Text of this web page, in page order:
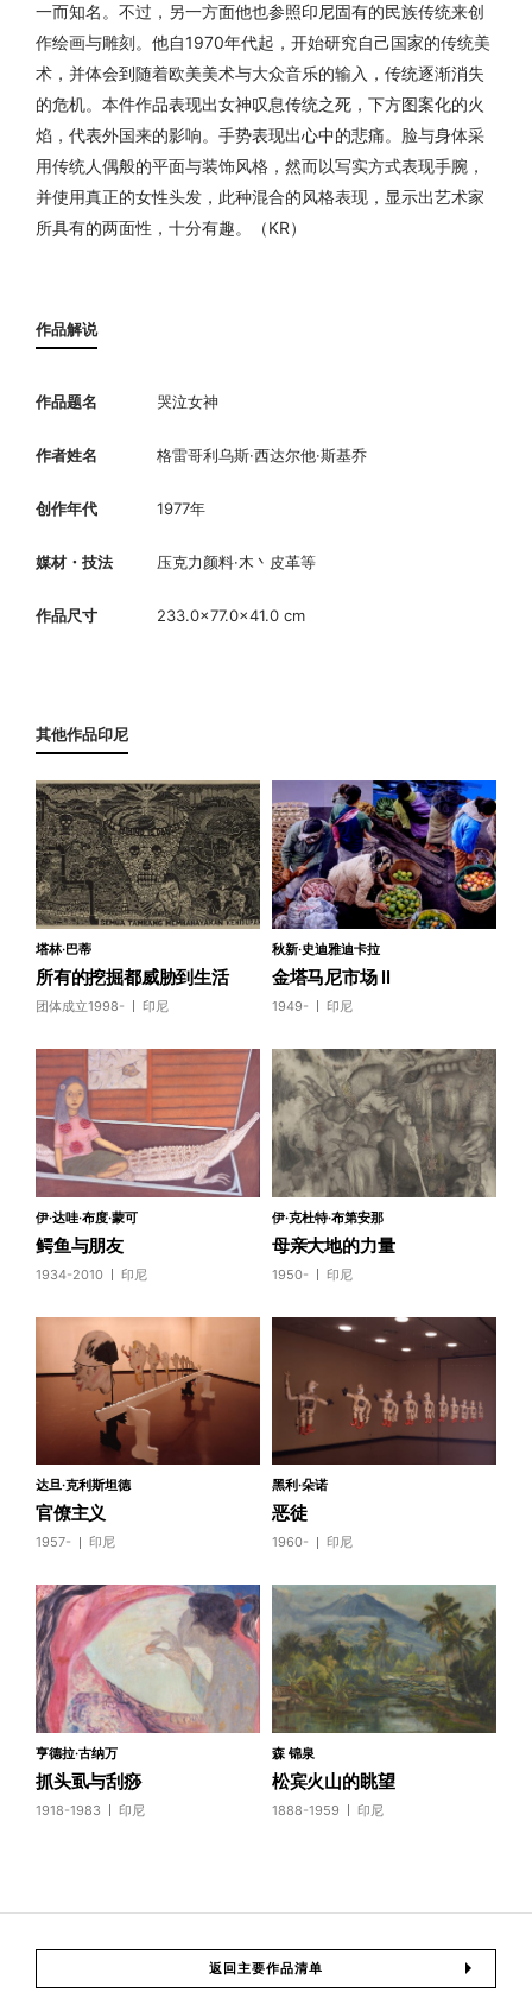
一而知名。不过，另一方面他也参照印尼固有的民族传统来创
作绘画与雕刻。他自1970年代起，开始研究自己国家的传统美
术，并体会到随着欧美美术与大众音乐的输入，传统逐渐消失
的危机。本件作品表现出女神叹息传统之死，下方图案化的火
焰，代表外国来的影响。手势表现出心中的悲痛。脸与身体采
用传统人偶般的平面与装饰风格，然而以写实方式表现手腕，
并使用真正的女性头发，此种混合的风格表现，显示出艺术家
所具有的两面性，十分有趣。（KR）
作品解说
作品题名 哭泣女神
作者姓名 格雷哥利乌斯·西达尔他·斯基乔
创作年代 1977年
媒材・技法 压克力颜料·木丶皮革等
作品尺寸 233.0×77.0×41.0 cm
其他作品印尼
塔林·巴蒂
所有的挖掘都威胁到生活
团体成立1998- 印尼
秋新·史迪雅迪卡拉
金塔马尼市场 II
1949- 印尼
伊·达哇·布度·蒙可
鳄鱼与朋友
1934-2010 印尼
伊·克杜特·布第安那
母亲大地的力量
1950- 印尼
达旦·克利斯坦德
官僚主义
1957- 印尼
黑利·朵诺
恶徒
1960- 印尼
亨德拉·古纳万
抓头虱与刮痧
1918-1983 印尼
森 锦泉
松宾火山的眺望
1888-1959 印尼
返回主要作品清单